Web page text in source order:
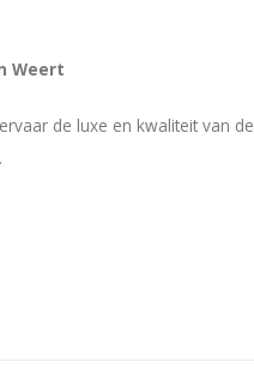
Weert
de luxe en kwaliteit van de